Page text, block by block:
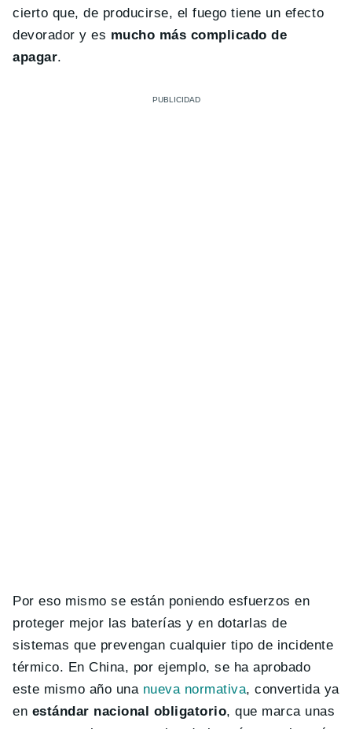
cierto que, de producirse, el fuego tiene un efecto
devorador y es mucho más complicado de
apagar.
Por eso mismo se están poniendo esfuerzos en
proteger mejor las baterías y en dotarlas de
sistemas que prevengan cualquier tipo de incidente
térmico. En China, por ejemplo, se ha aprobado
este mismo año una nueva normativa, convertida ya
en estándar nacional obligatorio, que marca unas